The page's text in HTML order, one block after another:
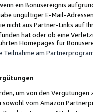
ein Bonusereignis
ungültiger E-Mail-
nicht aus Partner-Links auf
hat oder ob eine
Homepages für
Teilnahme am
um von den
sowohl vom Amazon